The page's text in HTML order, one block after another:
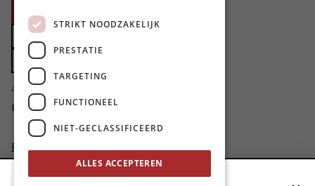
Doe een gift
Zet MO* in uw testament
4424
Bedankt voor jullie steun!
Privacybeleid
Disclaimer
AI Charter
STRIKT NOODZAKELIJK
PRESTATIE
TARGETING
FUNCTIONEEL
NIET-GECLASSIFICEERD
ALLES ACCEPTEREN